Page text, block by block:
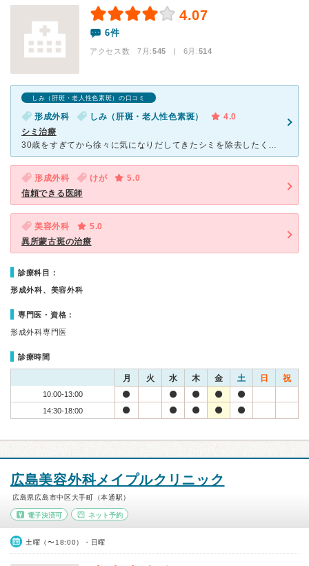
4.07
6件
アクセス数 7月:545 | 6月:514
しみ（肝斑・老人性色素斑）の口コミ
形成外科 しみ（肝斑・老人性色素斑）
4.0
シミ治療
30歳をすぎてから徐々に気になりだしてきたシミを除去したくて来院しました。 よくあるシミだと思っていたら、ADMと呼ばれる比較的皮膚の深い部分にできるアザのようなもので間違いないと診察してもらいまし
形成外科 けが
5.0
信頼できる医師
美容外科
5.0
異所蒙古斑の治療
診療科目：
形成外科、美容外科
専門医・資格：
形成外科専門医
診療時間
月 火 水 木 金 土 日 祝
10:00-13:00
14:30-18:00
広島美容外科メイプルクリニック
広島県広島市中区大手町（本通駅）
電子決済可 ネット予約
土曜（〜18:00）・日曜